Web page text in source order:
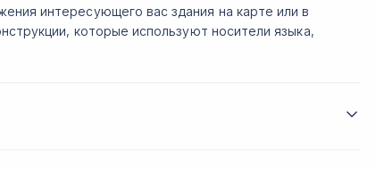
интересующего вас здания на карте или в
которые используют носители языка,